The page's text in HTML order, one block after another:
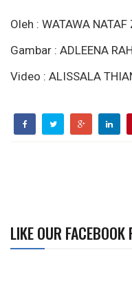
Oleh : WATAWA NATAF
Gambar : ADLEENA
Video : ALISSALA
LIKE OUR FACEBOOK